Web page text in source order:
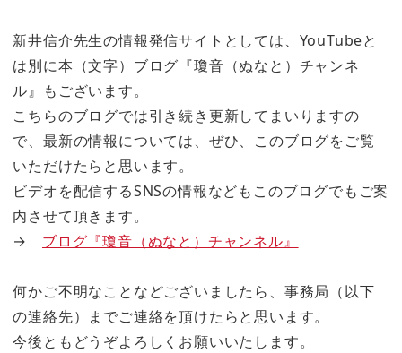
新井信介先生の情報発信サイトとしては、YouTubeと
は別に本（文字）ブログ『瓊音（ぬなと）チャンネ
ル』もございます。
こちらのブログでは引き続き更新してまいりますの
で、最新の情報については、ぜひ、このブログをご覧
いただけたらと思います。
ビデオを配信するSNSの情報などもこのブログでもご案
内させて頂きます。
→ ブログ『瓊音（ぬなと）チャンネル』
何かご不明なことなどございましたら、事務局（以下
の連絡先）までご連絡を頂けたらと思います。
今後ともどうぞよろしくお願いいたします。